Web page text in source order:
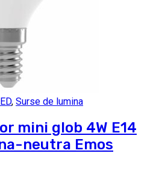
, Surse de lumina
mini glob 4W E14
neutra Emos